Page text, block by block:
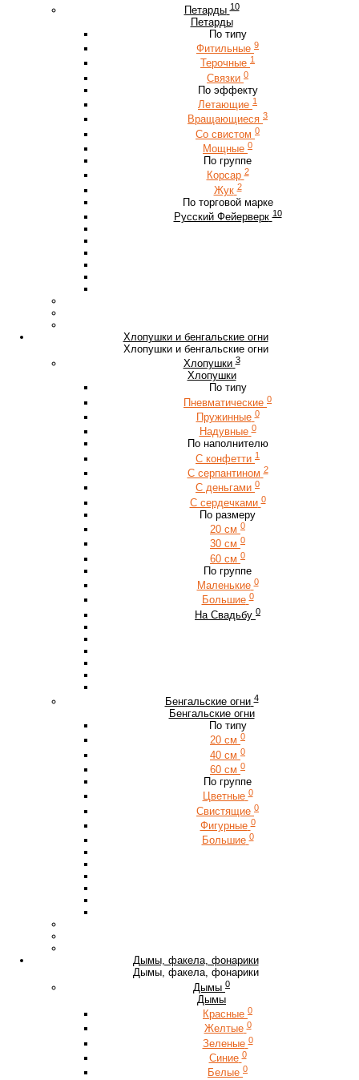
Петарды 10
Петарды
По типу
Фитильные 9
Терочные 1
Связки 0
По эффекту
Летающие 1
Вращающиеся 3
Со свистом 0
Мощные 0
По группе
Корсар 2
Жук 2
По торговой марке
Русский Фейерверк 10
Хлопушки и бенгальские огни
Хлопушки и бенгальские огни
Хлопушки 3
Хлопушки
По типу
Пневматические 0
Пружинные 0
Надувные 0
По наполнителю
С конфетти 1
С серпантином 2
С деньгами 0
С сердечками 0
По размеру
20 см 0
30 см 0
60 см 0
По группе
Маленькие 0
Большие 0
На Свадьбу 0
Бенгальские огни 4
Бенгальские огни
По типу
20 см 0
40 см 0
60 см 0
По группе
Цветные 0
Свистящие 0
Фигурные 0
Большие 0
Дымы, факела, фонарики
Дымы, факела, фонарики
Дымы 0
Дымы
Красные 0
Желтые 0
Зеленые 0
Синие 0
Белые 0